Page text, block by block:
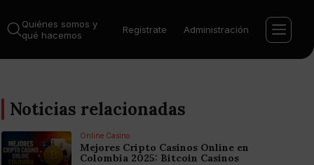
Quiénes somos y
qué hacemos
Regístrate Administración
Noticias relacionadas
Online Casino
Mejores Cripto Casinos Online en
Colombia 2025: Bitcoin Casinos